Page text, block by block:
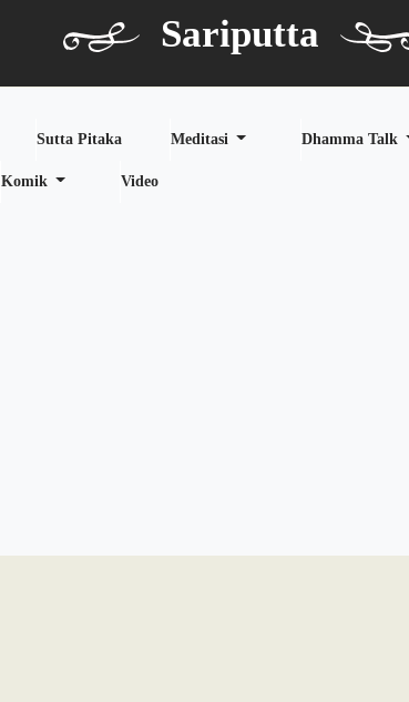
Sariputta
Sutta Pitaka Meditasi Dhamma Talk
Komik Video